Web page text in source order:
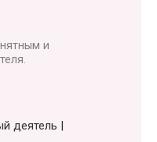
и
деятель |